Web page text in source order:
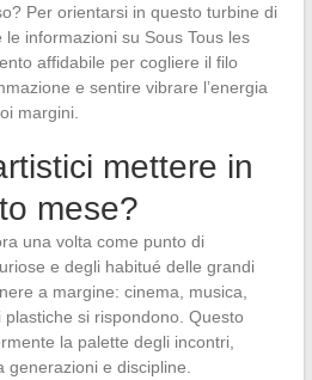
Per orientarsi in questo turbine di
informazioni su Sous Tous les
affidabile per cogliere il filo
e sentire vibrare l’energia
margini.
mettere in
mese?
una volta come punto di
e degli habitué delle grandi
a margine: cinema, musica,
si rispondono. Questo
la palette degli incontri,
e discipline.